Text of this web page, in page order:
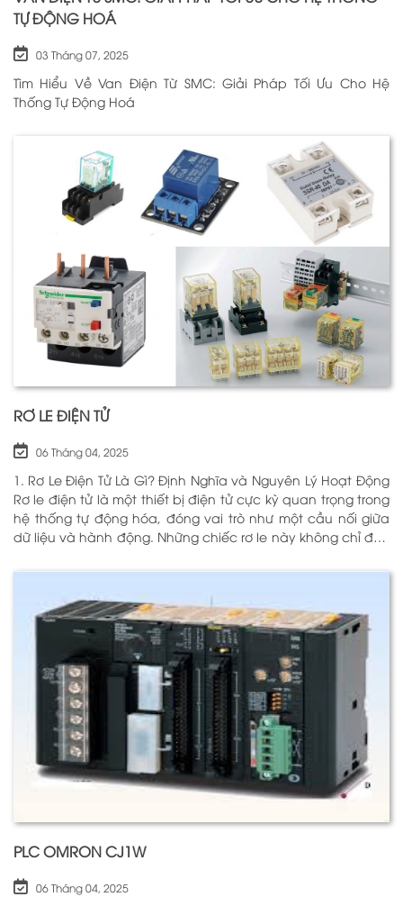
TỰ ĐỘNG HOÁ
03 Tháng 07, 2025
Tìm Hiểu Về Van Điện Từ SMC: Giải Pháp Tối Ưu Cho Hệ
Thống Tự Động Hoá
RƠ LE ĐIỆN TỬ
06 Tháng 04, 2025
1. Rơ Le Điện Tử Là Gì? Định Nghĩa và Nguyên Lý Hoạt Động
Rơ le điện tử là một thiết bị điện tử cực kỳ quan trọng trong
hệ thống tự động hóa, đóng vai trò như một cầu nối giữa
dữ liệu và hành động. Những chiếc rơ le này không chỉ đơn
thông minh giúp điều khiển và giám sát hoạt động của các
thiết bị khác nhau trong môi trường công nghiệp cũng như
trong hộ gia đình. Bằng cách sử dụng công nghệ hiện đại,
rơ le điện tử có khả năng xử lý và phản hồi nhanh chóng,
nhằm nâng cao hiệu suất hoạt động và độ an toàn cho
các hệ thống mà nó kiểm soát. N
PLC OMRON CJ1W
06 Tháng 04, 2025